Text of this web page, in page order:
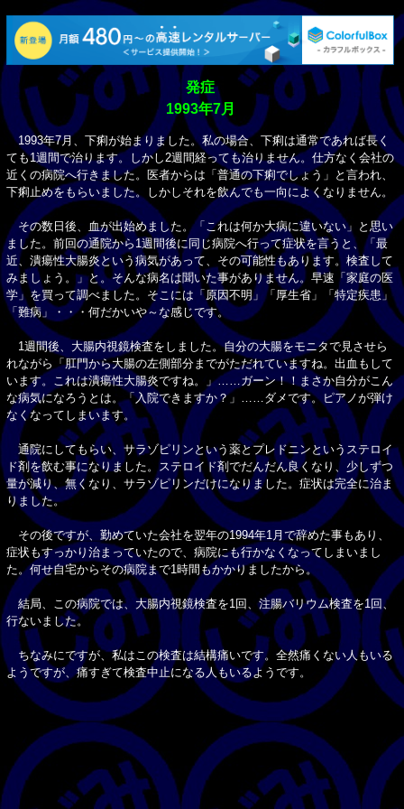
発症
1993年7月
1993年7月、下痢が始まりました。私の場合、下痢は通常であれば長く
ても1週間で治ります。しかし2週間経っても治りません。仕方なく会社の
近くの病院へ行きました。医者からは「普通の下痢でしょう」と言われ、
下痢止めをもらいました。しかしそれを飲んでも一向によくなりません。
その数日後、血が出始めました。「これは何か大病に違いない」と思い
ました。前回の通院から1週間後に同じ病院へ行って症状を言うと、「最
近、潰瘍性大腸炎という病気があって、その可能性もあります。検査して
みましょう。」と。そんな病名は聞いた事がありません。早速「家庭の医
学」を買って調べました。そこには「原因不明」「厚生省」「特定疾患」
「難病」・・・何だかいや～な感じです。
1週間後、大腸内視鏡検査をしました。自分の大腸をモニタで見させら
れながら「肛門から大腸の左側部分までがただれていますね。出血もして
います。これは潰瘍性大腸炎ですね。」……ガーン！！まさか自分がこん
な病気になろうとは。「入院できますか？」……ダメです。ピアノが弾け
なくなってしまいます。
通院にしてもらい、サラゾピリンという薬とプレドニンというステロイ
ド剤を飲む事になりました。ステロイド剤でだんだん良くなり、少しずつ
量が減り、無くなり、サラゾピリンだけになりました。症状は完全に治ま
りました。
その後ですが、勤めていた会社を翌年の1994年1月で辞めた事もあり、
症状もすっかり治まっていたので、病院にも行かなくなってしまいまし
た。何せ自宅からその病院まで1時間もかかりましたから。
結局、この病院では、大腸内視鏡検査を1回、注腸バリウム検査を1回、
行ないました。
ちなみにですが、私はこの検査は結構痛いです。全然痛くない人もいる
ようですが、痛すぎて検査中止になる人もいるようです。